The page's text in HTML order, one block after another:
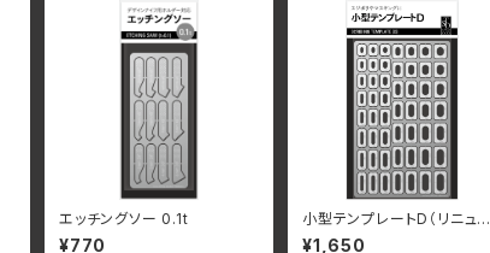
エッチングソー 0.1t
¥770
小型テンプレートD（リニュー
アル）
¥1,650